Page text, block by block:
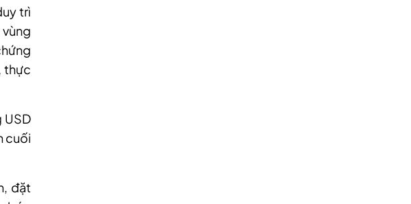
trì
thực
USD
cuối
đặt